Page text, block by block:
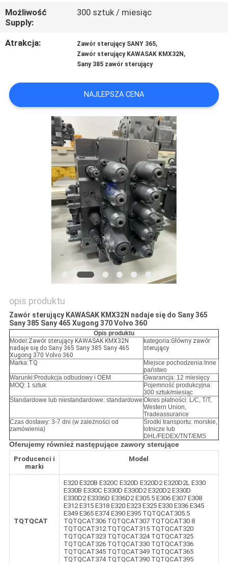
SKONTAKTUJ
SIĘ
Z
AKTUALNOŚCI
WSZYSTKIE
PRZYPADKI
POPROSIĆ
WYCENĘ
SITEMAP
POLITYKA
PRYWATNOŚCI
Możliwość
Supply:
300 sztuk / miesiąc
Atrakcja: Zawór sterujący SANY 365,
Zawór sterujący KAWASAK KMX32N ,
Sany 385 zawór sterujący
NAJLEPSZA CENA
opis produktu
Zawór sterujący KAWASAK KMX32N nadaje się do Sany 365
Sany 385 Sany 465 Xugong 370 Volvo 360
Opis produktu
Model:Zawór sterujący KAWASAK KMX32N
nadaje się do Sany 365 Sany 385 Sany 465
Xugong 370 Volvo 360
kategoria:Główny zawór
sterujący
Marka:TQ
Miejsce pochodzenia:Inne
państwo
Warunki:Produkcja odbudowy i OEM
Gwarancja: 12 miesięcy
MOQ: 1 sztuk
Pojemność produkcyjna:
300 sztuk/miesiąc
Standardowe lub niestandardowe: standardowe Okres płatności: L/C, T/T,
Western Union,
Tradeassurance
Czas dostawy: 3-7 dni (w zależności od
zamówienia)
Środki transportu: morskie,
lotnicze lub
DHL/FEDEX/TNT/EMS
Oferujemy również następujące zawory sterujące
Producenci i
marki
Model
TQTQCAT
E320 E320B E320C E320D E320D2 E320D2L E330
E330B E330C E330D E330D2 E320D2 E330D
E330D2 E3336D E336D2 E305.5 E306 E307 E308
E312 E315 E318 E320 E323 E325 E330 E336 E345
E349 E365 E374 E390 E395 TQTQCAT305.5
TQTQCAT306 TQTQCAT307 TQTQCAT30 8
TQTQCAT312 TQTQCAT315 TQTQCAT320
TQTQCAT323 TQTQCAT324 TQTQCAT325
TQTQCAT326 TQTQCAT330 TQTQCAT336
TQTQCAT345 TQTQCAT349 TQTQCAT365
TQTQCAT374 TQTQCAT390 TQTQCAT395